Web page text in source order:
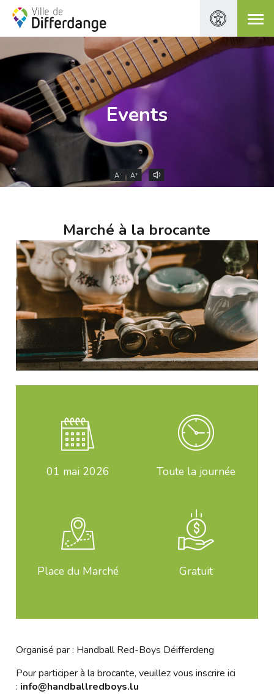
Events
A- A+
Marché à la brocante
01 mai 2026 Toute la journée
Place du Marché Gratuit
Organisé par : Handball Red-Boys Déifferdeng
Pour participer à la brocante, veuillez vous inscrire ici
: info@handballredboys.lu